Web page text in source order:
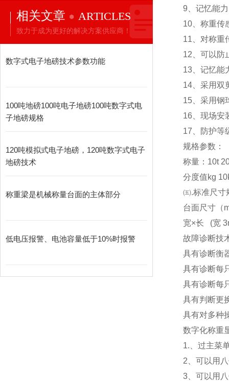
相关文章 ARTICLES
致力于成为更好的解决方案供应商！
数字式电子地磅技术参数功能
100吨地磅100吨电子地磅100吨数字式电
子地磅规格
120吨模拟式电子地磅，120吨数字式电子
地磅技术
称重梁是机械称量台面的主体部分
低电压报警、电池容量低于10%时报警
9 、记忆能
10 、称重
11 、对称
12 、可以
13 、记忆
14 、采用
15 、采用
16 、现场
17 、防护
规格参数：
称量：10t
分度值kg
㈤.标准尺寸
台面尺寸（
宽×长 (宽
故障诊断技
具有诊断衡
具有诊断每
具有诊断每
具有判断更
具有对多种
数字化称重
1. 、过主菜
2 、可以用
3 、可以用